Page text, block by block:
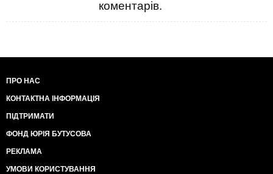
коментарів.
ПРО НАС
КОНТАКТНА ІНФОРМАЦІЯ
ПІДТРИМАТИ
ФОНД ЮРІЯ БУТУСОВА
РЕКЛАМА
УМОВИ КОРИСТУВАННЯ